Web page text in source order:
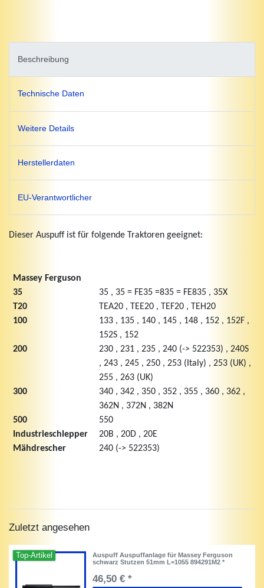
Beschreibung
Technische Daten
Weitere Details
Herstellerdaten
EU-Verantwortlicher
Dieser Auspuff ist für folgende Traktoren geeignet:
Massey Ferguson
35
35 , 35 = FE35 =835 = FE835 , 35X
T20
TEA20 , TEE20 , TEF20 , TEH20
100
133 , 135 , 140 , 145 , 148 , 152 , 152F ,
152S , 152
200
230 , 231 , 235 , 240 (-> 522353) , 240S
, 243 , 245 , 250 , 253 (Italy) , 253 (UK) ,
255 , 263 (UK)
300
340 , 342 , 350 , 352 , 355 , 360 , 362 ,
362N , 372N , 382N
500
550
Industrieschlepper
20B , 20D , 20E
Mähdrescher
240 (-> 522353)
Zuletzt angesehen
Top-Artikel
Auspuff Auspuffanlage für Massey Ferguson
schwarz Stutzen 51mm L=1055 894291M2 *
46,50 € *